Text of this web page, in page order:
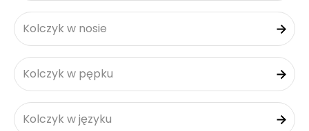
Kolczyk w nosie
Kolczyk w pępku
Kolczyk w języku